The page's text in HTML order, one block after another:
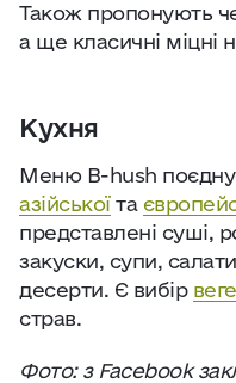
Також пропонують
а ще класичні міцні
Кухня
Меню B-hush
азійськоїта
представлені суші,
закуски, супи,
десерти. Є вибір
страв.
Фото: з Facebook